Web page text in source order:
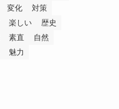
変化
対策
楽しい
歴史
素直
自然
魅力